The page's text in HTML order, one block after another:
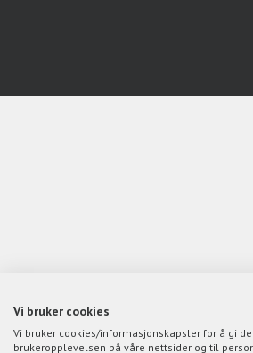
Vi bruker cookies
Vi bruker cookies/informasjonskapsler for å gi
brukeropplevelsen på våre nettsider og til